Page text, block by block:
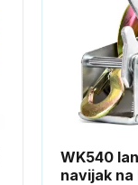
WK540
navijak na